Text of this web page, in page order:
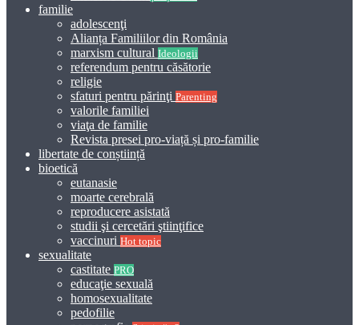
familie
adolescenţi
Alianța Familiilor din România
marxism cultural Ideologii
referendum pentru căsătorie
religie
sfaturi pentru părinţi Parenting
valorile familiei
viaţa de familie
Revista presei pro-viață și pro-familie
libertate de conștiință
bioetică
eutanasie
moarte cerebrală
reproducere asistată
studii şi cercetări ştiinţifice
vaccinuri Hot topic
sexualitate
castitate PRO
educaţie sexuală
homosexualitate
pedofilie